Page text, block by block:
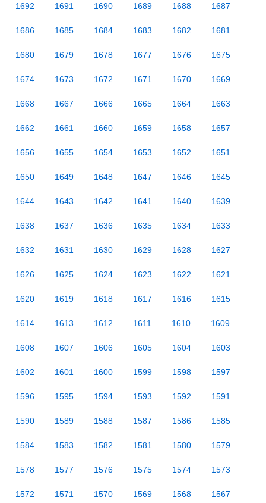
1692 1691 1690 1689 1688 1687
1686 1685 1684 1683 1682 1681
1680 1679 1678 1677 1676 1675
1674 1673 1672 1671 1670 1669
1668 1667 1666 1665 1664 1663
1662 1661 1660 1659 1658 1657
1656 1655 1654 1653 1652 1651
1650 1649 1648 1647 1646 1645
1644 1643 1642 1641 1640 1639
1638 1637 1636 1635 1634 1633
1632 1631 1630 1629 1628 1627
1626 1625 1624 1623 1622 1621
1620 1619 1618 1617 1616 1615
1614 1613 1612 1611 1610 1609
1608 1607 1606 1605 1604 1603
1602 1601 1600 1599 1598 1597
1596 1595 1594 1593 1592 1591
1590 1589 1588 1587 1586 1585
1584 1583 1582 1581 1580 1579
1578 1577 1576 1575 1574 1573
1572 1571 1570 1569 1568 1567